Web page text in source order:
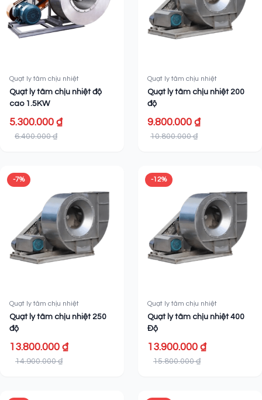
Quạt ly tâm chịu nhiệt
Quạt ly tâm chịu nhiệt độ
cao 1.5KW
5.300.000 ₫
6.400.000 ₫
Quạt ly tâm chịu nhiệt
Quạt ly tâm chịu nhiệt 200
độ
9.800.000 ₫
10.800.000 ₫
-7%
Quạt ly tâm chịu nhiệt
Quạt ly tâm chịu nhiệt 250
độ
13.800.000 ₫
14.900.000 ₫
-12%
Quạt ly tâm chịu nhiệt
Quạt ly tâm chịu nhiệt 400
Độ
13.900.000 ₫
15.800.000 ₫